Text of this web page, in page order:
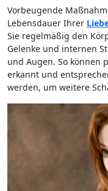
Vorbeugende
Lebensdauer Ihrer
Sie regelmäßig den
Gelenke und internen
und Augen. So können
erkannt und
werden, um weitere